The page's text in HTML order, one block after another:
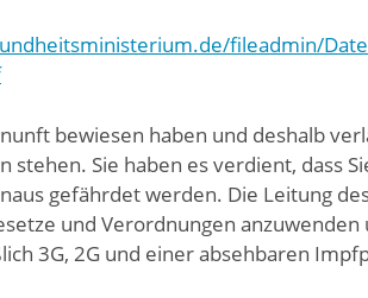
fileadmin/
bewiesen haben und deshalb
stehen. Sie haben es verdient, dass
gefährdet werden. Die Leitung
und Verordnungen anzuwenden
3G, 2G und einer absehbaren